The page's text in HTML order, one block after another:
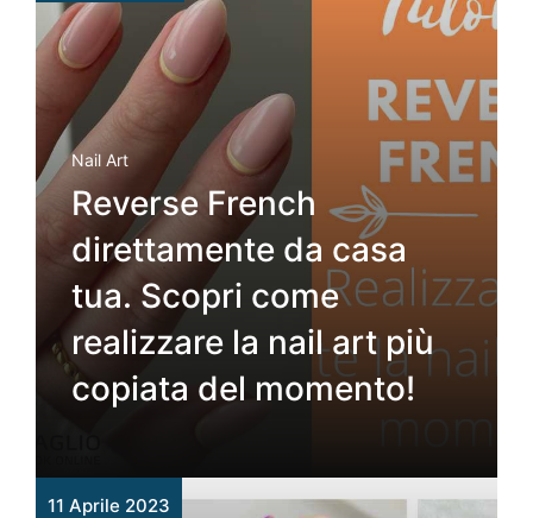
Nail Art
Reverse French
direttamente da casa
tua. Scopri come
realizzare la nail art più
copiata del momento!
11 Aprile 2023